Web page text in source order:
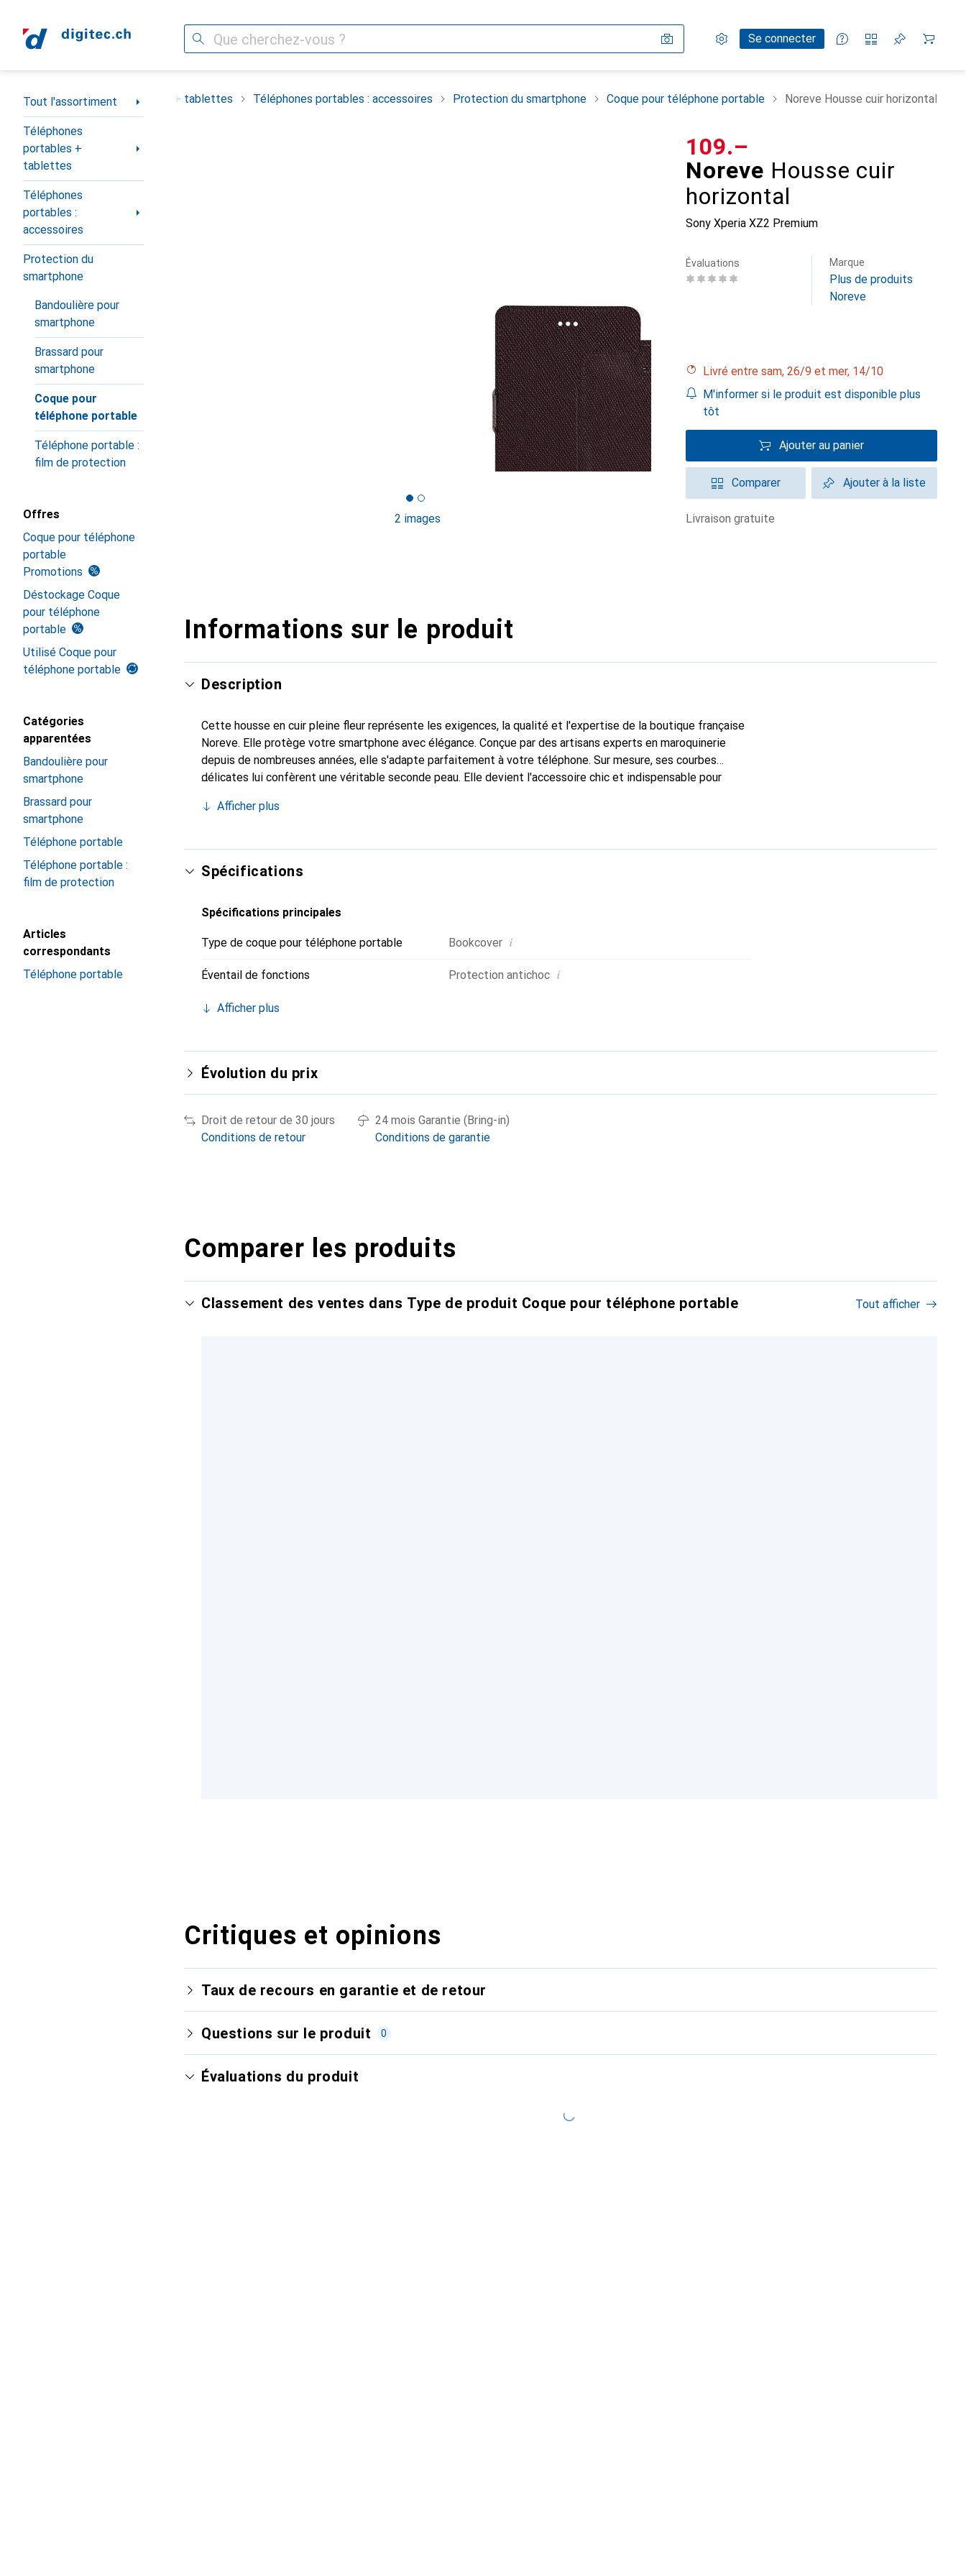
Recherche Paramètres
Compte clientSe connecter
Listes de comparaison
Listes d'envies
Panier
Navigation par catégorie
Tout l'assortiment
Téléphones
portables +
tablettes
Téléphones
portables :
accessoires
Protection du
smartphone
Bandoulière pour
smartphone
Brassard pour
smartphone
Coque pour
téléphone portable
Téléphone portable :
film de protection
Offres
Coque pour téléphone
portable
Promotions
Déstockage Coque
pour téléphone
portable
Utilisé Coque pour
téléphone portable
Catégories
apparentées
Bandoulière pour
smartphone
Brassard pour
smartphone
Téléphone portable
Téléphone portable :
film de protection
Articles
correspondants
Téléphone portable
Téléphones portables + tablettes Téléphones portables : accessoires Protection du smartphone Coque pour téléphone portable Noreve Housse cuir horizontal
2 images
Noreve Housse cuir
horizontal
Sony Xperia XZ2 Premium
CHF
109.–
Évaluations Marque
Plus de produits
Noreve
Livré entre sam, 26/9 et mer, 14/10
M'informer si le produit est disponible plus
tôt
Ajouter au panier
Comparer Ajouter à la liste
livraison gratuite
Informations sur le produit
Description
Cette housse en cuir pleine fleur représente les exigences, la qualité et l'expertise de la boutique française
Noreve. Elle protège votre smartphone avec élégance. Conçue par des artisans experts en maroquinerie
depuis de nombreuses années, elle s'adapte parfaitement à votre téléphone. Sur mesure, ses courbes
délicates lui confèrent une véritable seconde peau. Elle devient l'accessoire chic et indispensable pour
un choix sûr pour une clientèle exigeante.
Afficher plus
Spécifications
Spécifications principales
Type de coque pour téléphone portable Bookcover i
Éventail de fonctions Protection antichoc i
Afficher plus
Évolution du prix
Droit de retour de 30 jours
Conditions de retour
24 mois Garantie (Bring-in)
Conditions de garantie
Comparer les produits
Classement des ventes dans Type de produit Coque pour téléphone portable Tout afficher
Critiques et opinions
Taux de recours en garantie et de retour
Questions sur le produit 0
Évaluations du produit